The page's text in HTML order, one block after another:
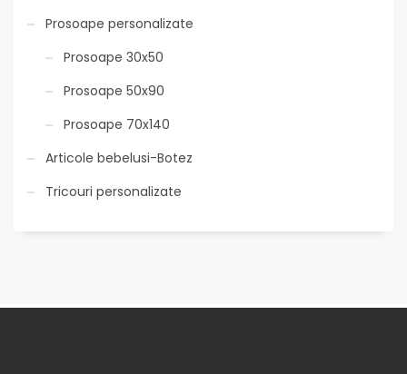
Prosoape personalizate
Prosoape 30x50
Prosoape 50x90
Prosoape 70x140
Articole bebelusi-Botez
Tricouri personalizate